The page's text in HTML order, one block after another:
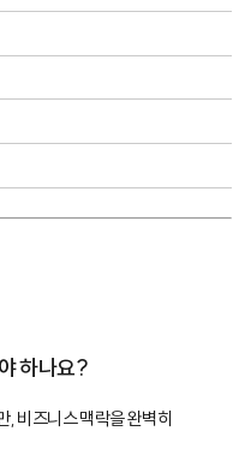
하나요?
, 비즈니스 맥락을 완벽히